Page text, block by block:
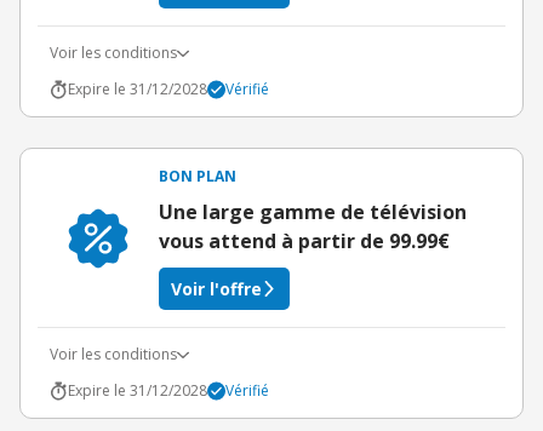
Voir les conditions
Expire le 31/12/2028
Vérifié
BON PLAN
Une large gamme de télévision
vous attend à partir de 99.99€
Voir l'offre
Voir les conditions
Expire le 31/12/2028
Vérifié